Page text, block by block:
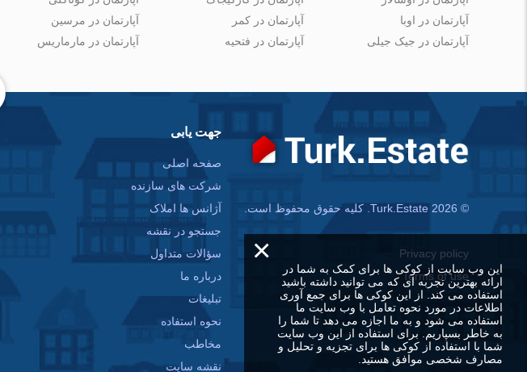
آپارتمان در اوبا
آپارتمان در جیک جیلی
آپارتمان در کمر
آپارتمان در فتحیه
آپارتمان در مرسین
آپارتمان در مارماریس
© Turk.Estate 2026. کلیه حقوق محفوظ است.
Privacy policy
Terms of use
جهت یابی
صفحه اصلی
شرکت های سازنده
آژانس ها املاک
جستجو در نقشه
سؤالات متداول
درباره ما
تبلیغات
نحوه استفاده
مخاطب
نقشه سایت
×
این وب سایت از کوکی ها برای کمک به شما در
ارائه بهترین تجربه ای که می توانید داشته باشید
استفاده می کند. از این کوکی ها برای جمع آوری
اطلاعات در مورد نحوه تعامل با وب سایت ما
استفاده می شود و به ما اجازه می دهد تا شما را
به خاطر بسپاریم. برای استفاده از این وب سایت
شما با استفاده از کوکی ها برای تجزیه و تحلیل و
مصارف شخصی موافق هستید.